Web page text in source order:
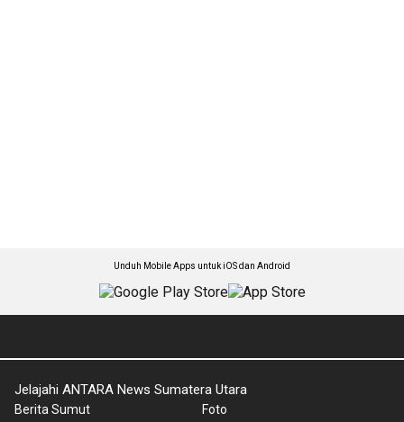
Unduh Mobile Apps untuk iOS dan Android
Jelajahi ANTARA News Sumatera Utara
Berita Sumut Foto